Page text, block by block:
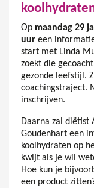
Op maandag 29
uur een
start met Linda
zoekt die
gezonde leefstijl.
coachingstraject.
inschrijven.
Daarna zal diëtist
Goudenhart een
koolhydraten op
kwijt als je wil
Hoe kun je
een product